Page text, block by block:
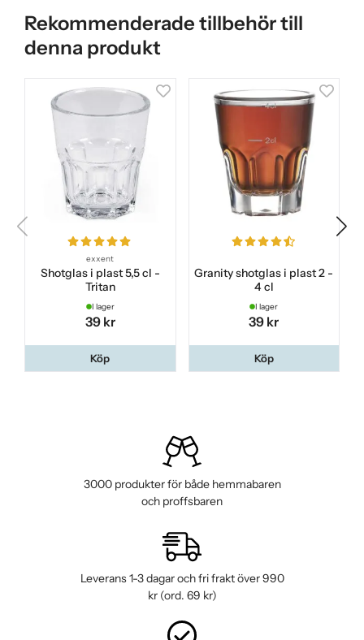
Rekommenderade tillbehör till
denna produkt
exxent
Shotglas i plast 5,5 cl -
Tritan
I lager
39 kr
Köp
Granity shotglas i plast 2 -
4 cl
I lager
39 kr
Köp
3000 produkter för både hemmabaren
och proffsbaren
Leverans 1-3 dagar och fri frakt över 990
kr (ord. 69 kr)